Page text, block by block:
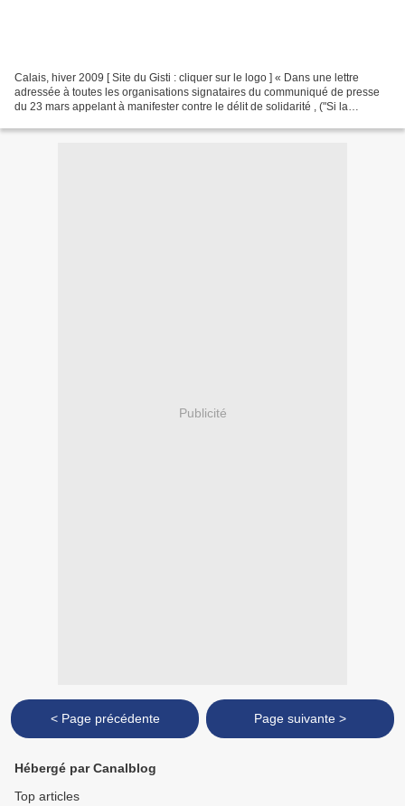
Calais, hiver 2009 [ Site du Gisti : cliquer sur le logo ] « Dans une lettre
adressée à toutes les organisations signataires du communiqué de presse
du 23 mars appelant à manifester contre le délit de solidarité , ("Si la
Publicité
< Page précédente Page suivante >
Hébergé par Canalblog
Top articles